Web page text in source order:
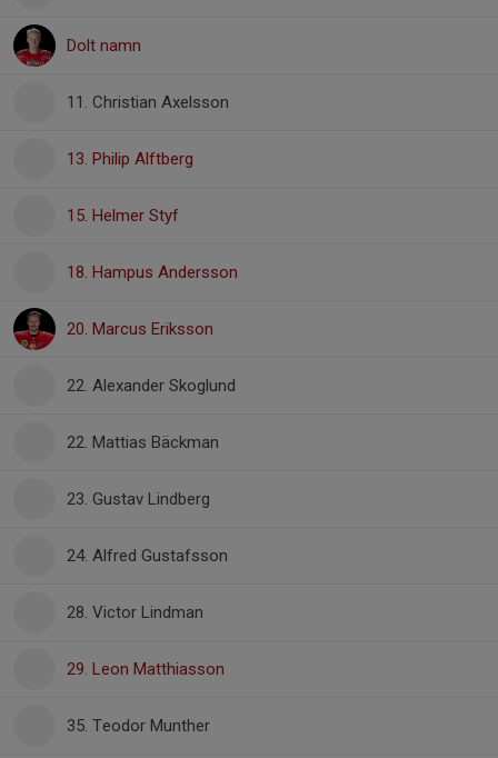
Dolt namn
11. Christian Axelsson
13. Philip Alftberg
15. Helmer Styf
18. Hampus Andersson
20. Marcus Eriksson
22. Alexander Skoglund
22. Mattias Bäckman
23. Gustav Lindberg
24. Alfred Gustafsson
28. Victor Lindman
29. Leon Matthiasson
35. Teodor Munther